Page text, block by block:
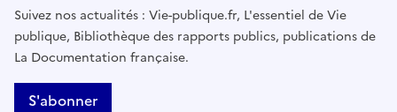
Suivez nos actualités : Vie-publique.fr, L'essentiel de Vie
publique, Bibliothèque des rapports publics, publications de
La Documentation française.
S'abonner